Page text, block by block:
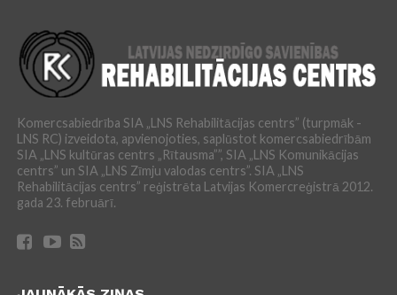
Komercsabiedrība SIA „LNS Rehabilitācijas centrs” (turpmāk -
LNS RC) izveidota, apvienojoties, saplūstot komercsabiedrībām
SIA „LNS kultūras centrs „Rītausma””, SIA „LNS Komunikācijas
centrs” un SIA „LNS Zīmju valodas centrs”. SIA „LNS
Rehabilitācijas centrs” reģistrēta Latvijas Komercreģistrā 2012.
gada 23. februārī.